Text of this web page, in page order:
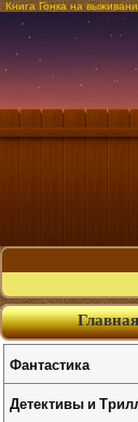
Книга Гонка на
Главная
Фантастика
Детективы и